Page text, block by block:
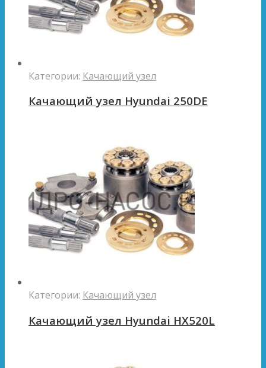
Категории: Качающий узел
Качающий узел Hyundai 250DE
Категории: Качающий узел
Качающий узел Hyundai HX520L